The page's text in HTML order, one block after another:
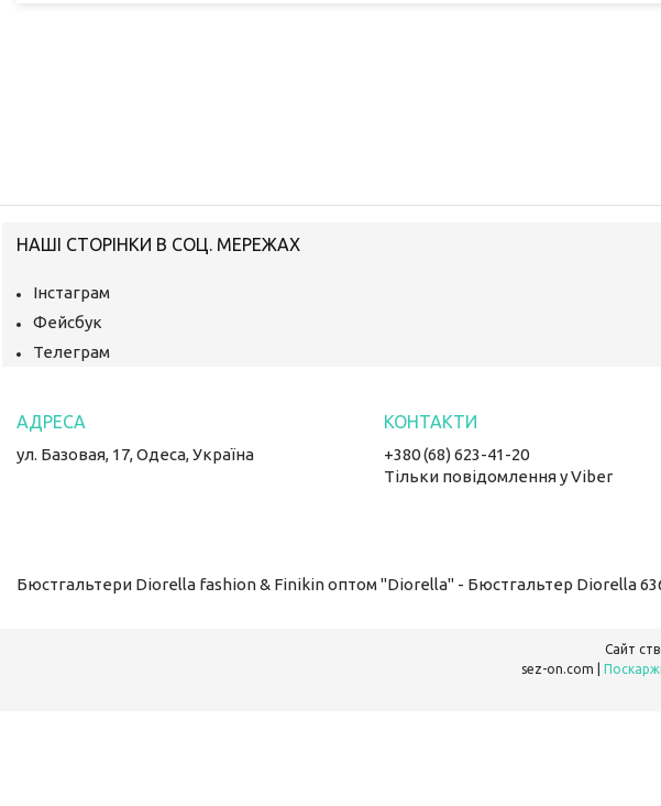
НАШІ СТОРІНКИ В СОЦ. МЕРЕЖАХ
Інстаграм
Фейсбук
Телеграм
ул. Базовая, 17, Одеса, Україна
+380 (68) 623-41-20
Тільки повідомлення у Viber
Бюстгальтери Diorella fashion & Finikin оптом "Diorella" - Бюстгальтер Diorella
Сайт